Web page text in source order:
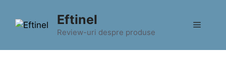
conținut
Eftinel
Review-uri despre produse
Meniu